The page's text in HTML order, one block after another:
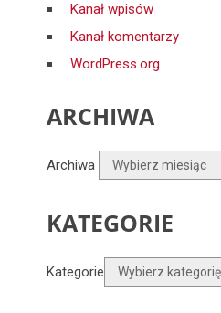
Kanał wpisów
Kanał komentarzy
WordPress.org
ARCHIWA
Archiwa
KATEGORIE
Kategorie